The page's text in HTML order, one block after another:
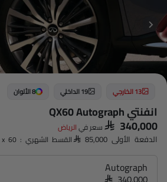
13 الخارجي 19 الداخلي 8 الألوان
انفنتي QX60 Autograph
SAR 340,000 سعر فيالرياض‎
الدفعة الأولى SAR 85,000 القسط الشهري : SAR 4,929 x 60
Autograph
SAR 340,000